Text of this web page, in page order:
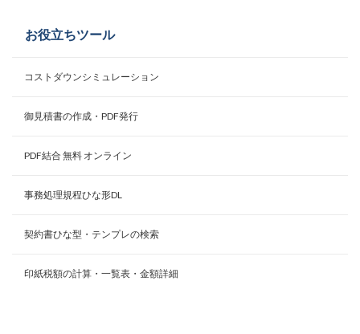
お役立ちツール
コストダウンシミュレーション
御見積書の作成・PDF発行
PDF結合 無料 オンライン
事務処理規程ひな形DL
契約書ひな型・テンプレの検索
印紙税額の計算・一覧表・金額詳細